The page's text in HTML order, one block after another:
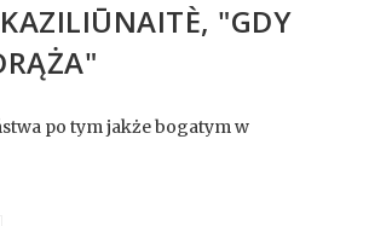
"GDY
po tym jakże bogatym w